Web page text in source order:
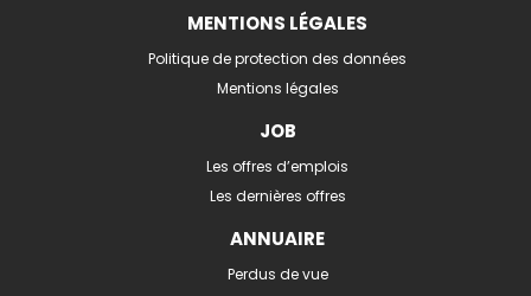
MENTIONS LÉGALES
Politique de protection des données
Mentions légales
JOB
Les offres d’emplois
Les dernières offres
ANNUAIRE
Perdus de vue